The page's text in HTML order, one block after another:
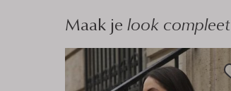
Maak je look compleet